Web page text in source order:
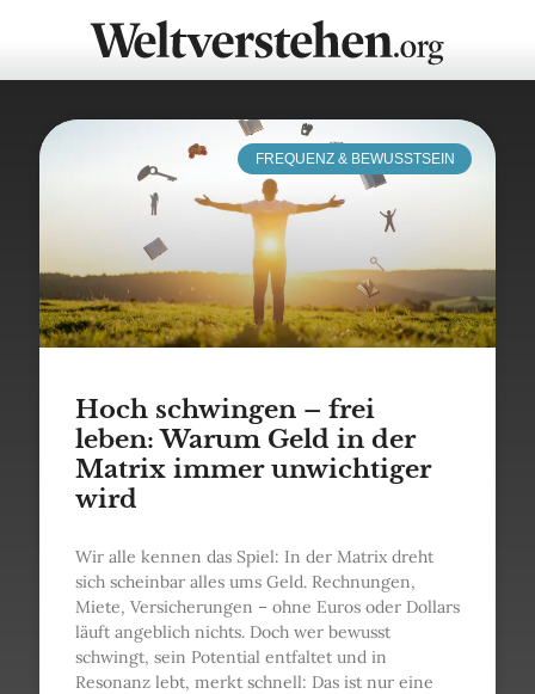
FREQUENZ & BEWUSSTSEIN
Hoch schwingen – frei
leben: Warum Geld in der
Matrix immer unwichtiger
wird
Wir alle kennen das Spiel: In der Matrix dreht
sich scheinbar alles ums Geld. Rechnungen,
Miete, Versicherungen – ohne Euros oder Dollars
läuft angeblich nichts. Doch wer bewusst
schwingt, sein Potential entfaltet und in
Resonanz lebt, merkt schnell: Das ist nur eine